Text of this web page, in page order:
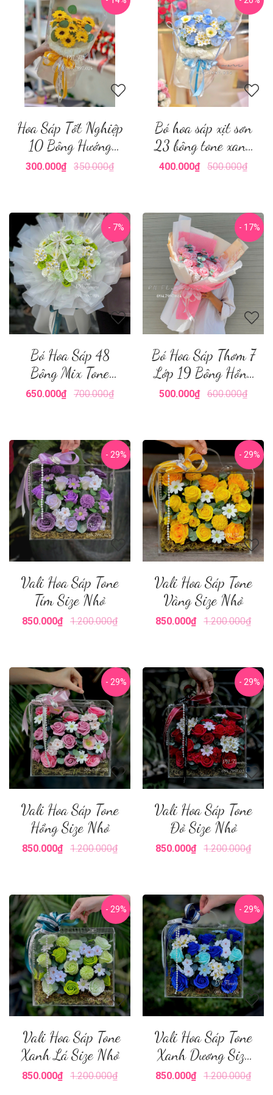
Hoa Sáp Tốt Nghiệp
10 Bông Hướng
Dương
300.000₫ 350.000₫
Bó hoa sáp xịt sơn
23 bông tone xanh
dương
400.000₫ 500.000₫
- 7%
Bó Hoa Sáp 48
Bông Mix Tone
Xanh Lá
650.000₫ 700.000₫
- 17%
Bó Hoa Sáp Thơm 7
Lớp 19 Bông Hồng
Phấn
500.000₫ 600.000₫
- 29%
Vali Hoa Sáp Tone
Tím Size Nhỏ
850.000₫ 1.200.000₫
- 29%
Vali Hoa Sáp Tone
Vàng Size Nhỏ
850.000₫ 1.200.000₫
- 29%
Vali Hoa Sáp Tone
Hồng Size Nhỏ
850.000₫ 1.200.000₫
- 29%
Vali Hoa Sáp Tone
Đỏ Size Nhỏ
850.000₫ 1.200.000₫
- 29%
Vali Hoa Sáp Tone
Xanh Lá Size Nhỏ
850.000₫ 1.200.000₫
- 29%
Vali Hoa Sáp Tone
Xanh Dương Size
Nhỏ
850.000₫ 1.200.000₫